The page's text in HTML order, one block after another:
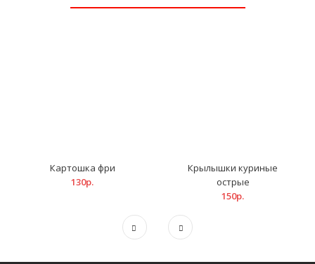
Картошка фри
130р.
Крылышки куриные
острые
150р.